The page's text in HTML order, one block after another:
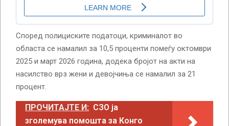
Според полициските податоци, криминалот во
областа се намалил за 10,5 проценти помеѓу октомври
2025 и март 2026 година, додека бројот на акти на
насилство врз жени и девојчиња се намалил за 21
процент.
ПРОЧИТАЈТЕ И: СЗО ја
зголемува помошта за Конго